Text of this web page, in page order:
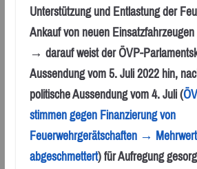
Unterstützung und Entlastung der
Ankauf von neuen
→ darauf weist der ÖVP-
Aussendung vom 5. Juli 2022 hin,
politische Aussendung vom 4. Juli (
stimmen gegen Finanzierung von
Feuerwehrgerätschaften →
abgeschmettert) für Aufregung